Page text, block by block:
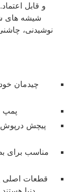
و قابل
شیشه های
نوشیدنی،
چیدمان
پمپ
پیچش درپوش
مناسب برای
قطعات اصلی